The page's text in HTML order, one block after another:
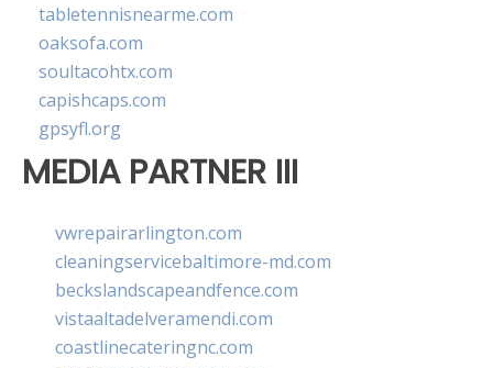
tabletennisnearme.com
oaksofa.com
soultacohtx.com
capishcaps.com
gpsyfl.org
MEDIA PARTNER III
vwrepairarlington.com
cleaningservicebaltimore-md.com
beckslandscapeandfence.com
vistaaltadelveramendi.com
coastlinecateringnc.com